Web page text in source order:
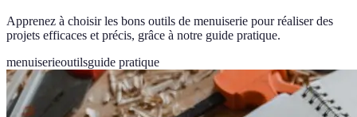
Apprenez à choisir les bons outils de menuiserie pour réaliser des
projets efficaces et précis, grâce à notre guide pratique.
menuiserieoutilsguide pratique